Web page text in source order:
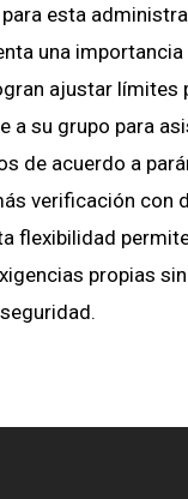
esta
una importancia
ajustar límites
a su grupo para
de acuerdo a
verificación con
flexibilidad
propias